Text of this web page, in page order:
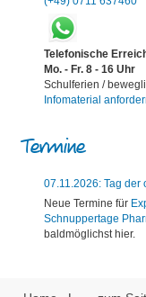
Telefonische
Mo. - Fr. 8 - 16 Uhr
Schulferien /
Infomaterial
Termine
07.11.2026: Tag der
Neue Termine für
Schnuppertage
baldmöglichst hier.